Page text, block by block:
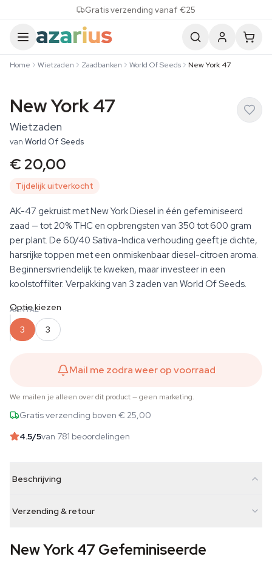
Gratis verzending vanaf €25
Home Wietzaden Zaadbanken World Of Seeds New York 47
New York 47
Wietzaden
van World Of Seeds
€ 20,00
Tijdelijk uitverkocht
AK-47 gekruist met New York Diesel in één gefeminiseerd
zaad — tot 20% THC en opbrengsten van 350 tot 600 gram
per plant. De 60/40 Sativa-Indica verhouding geeft je dichte,
harsrijke toppen met een onmiskenbaar diesel-citroen aroma.
Beginnersvriendelijk te kweken, maar investeer in een
koolstoffilter. Verpakking van 3 zaden van World Of Seeds.
AANTAL
Optie kiezen
3 3
Mail me zodra weer op voorraad
We mailen je alleen over dit product — geen marketing.
Gratis verzending boven € 25,00
4.5/5van 781 beoordelingen
Beschrijving
Verzending & retour
New York 47 Gefeminiseerde